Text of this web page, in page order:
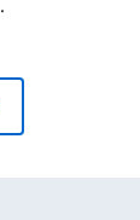
PORUKA
JE